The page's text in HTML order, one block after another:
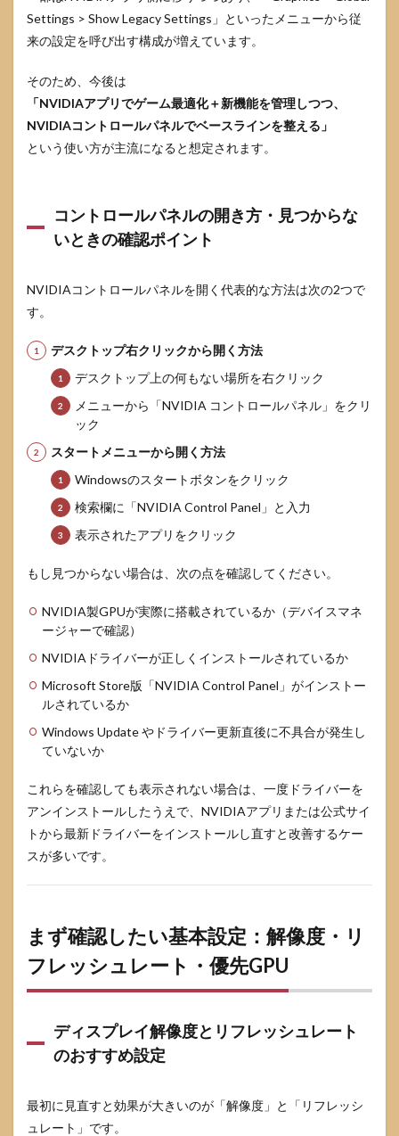
質シ
ルプ
イ・
向
け：
画質
と滑
バラ
ンス
設定
クリ
途向
け：
安定
性と
再現
性重
視の
設定
4.4
ゲー
ミン
グノ
PC向
AC接
とバ
ッテ
駆動
時の
替え
方
NVIDIA
アプリと
の組み合
わせ：
DLSS
Motion
の活用
5.1
NVIDIA
べきゲ
ーム最
適化と
バー設
定
Settings > Show Legacy Settings」といったメニューから従
来の設定を呼び出す構成が増えています。
そのため、今後は
「NVIDIAアプリでゲーム最適化＋新機能を管理しつつ、
NVIDIAコントロールパネルでベースラインを整える」
という使い方が主流になると想定されます。
コントロールパネルの開き方・見つからな
いときの確認ポイント
NVIDIAコントロールパネルを開く代表的な方法は次の2つで
す。
デスクトップ右クリックから開く方法
デスクトップ上の何もない場所を右クリック
メニューから「NVIDIA コントロールパネル」をクリ
ック
スタートメニューから開く方法
Windowsのスタートボタンをクリック
検索欄に「NVIDIA Control Panel」と入力
表示されたアプリをクリック
もし見つからない場合は、次の点を確認してください。
NVIDIA製GPUが実際に搭載されているか（デバイスマネ
ージャーで確認）
NVIDIAドライバーが正しくインストールされているか
Microsoft Store版「NVIDIA Control Panel」がインストー
ルされているか
Windows Update やドライバー更新直後に不具合が発生し
ていないか
これらを確認しても表示されない場合は、一度ドライバーを
アンインストールしたうえで、NVIDIAアプリまたは公式サイ
トから最新ドライバーをインストールし直すと改善するケー
スが多いです。
まず確認したい基本設定：解像度・リ
フレッシュレート・優先GPU
ディスプレイ解像度とリフレッシュレート
のおすすめ設定
最初に見直すと効果が大きいのが「解像度」と「リフレッシ
ュレート」です。